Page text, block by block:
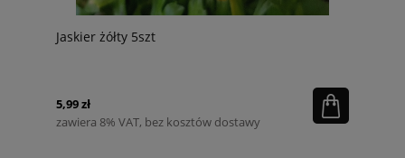
Jaskier żółty 5szt
5,99 zł
zawiera 8% VAT, bez kosztów dostawy